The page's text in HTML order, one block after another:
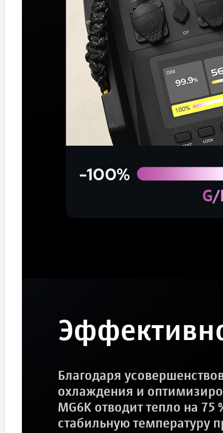
Благодаря
охлаждения и
MG6K отводит тепло на
стабильную температуру